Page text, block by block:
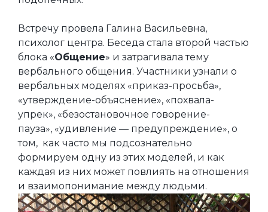
Встречу провела Галина Васильевна,
психолог центра. Беседа стала второй частью
блока «Общение» и затрагивала тему
вербального общения. Участники узнали о
вербальных моделях «приказ-просьба»,
«утверждение-объяснение», «похвала-
упрек», «безостановочное говорение-
пауза», «удивление — предупреждение», о
том, как часто мы подсознательно
формируем одну из этих моделей, и как
каждая из них может повлиять на отношения
и взаимопонимание между людьми.